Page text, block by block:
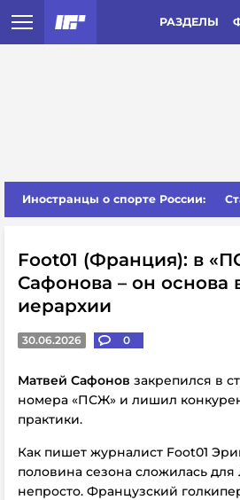
РАЗДЕЛЫ
Иностранцы о спорте России:
Foot01 (Франция): в
Сафонова – он основа
иерархии
30.06.2026 0
Матвей Сафонов закрепился в
номера «ПСЖ» и лишил
практики.
Как пишет журналист Foot01
половина сезона сложилась
непросто. Французский